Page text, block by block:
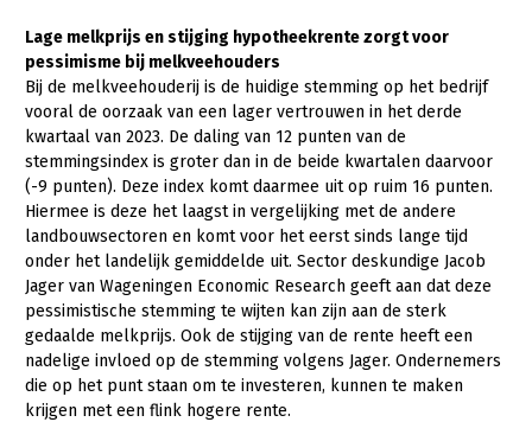
Contact
Lage melkprijs en stijging hypotheekrente zorgt voor
pessimisme bij melkveehouders
Bij de melkveehouderij is de huidige stemming op het bedrijf
vooral de oorzaak van een lager vertrouwen in het derde
kwartaal van 2023. De daling van 12 punten van de
stemmingsindex is groter dan in de beide kwartalen daarvoor
(-9 punten). Deze index komt daarmee uit op ruim 16 punten.
Hiermee is deze het laagst in vergelijking met de andere
landbouwsectoren en komt voor het eerst sinds lange tijd
onder het landelijk gemiddelde uit. Sector deskundige Jacob
Jager van Wageningen Economic Research geeft aan dat deze
pessimistische stemming te wijten kan zijn aan de sterk
gedaalde melkprijs. Ook de stijging van de rente heeft een
nadelige invloed op de stemming volgens Jager. Ondernemers
die op het punt staan om te investeren, kunnen te maken
krijgen met een flink hogere rente.